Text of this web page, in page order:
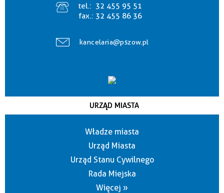
tel.: 32 455 95 51
fax.: 32 455 86 36
kancelaria@pszow.pl
URZĄD MIASTA
Władze miasta
Urząd Miasta
Urząd Stanu Cywilnego
Rada Miejska
Więcej »